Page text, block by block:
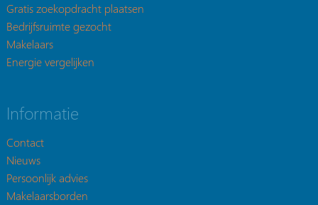
Gratis zoekopdracht plaatsen
Bedrijfsruimte gezocht
Makelaars
Energie vergelijken
Informatie
Contact
Nieuws
Persoonlijk advies
Makelaarsborden